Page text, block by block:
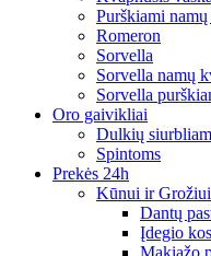
Purškiami
Romeron
Sorvella
Sorvella namų
Sorvella
Oro gaivikliai
Dulkių
Spintoms
Prekės 24h
Kūnui ir Grožiui
Dantų
Įdegio
Makiažo